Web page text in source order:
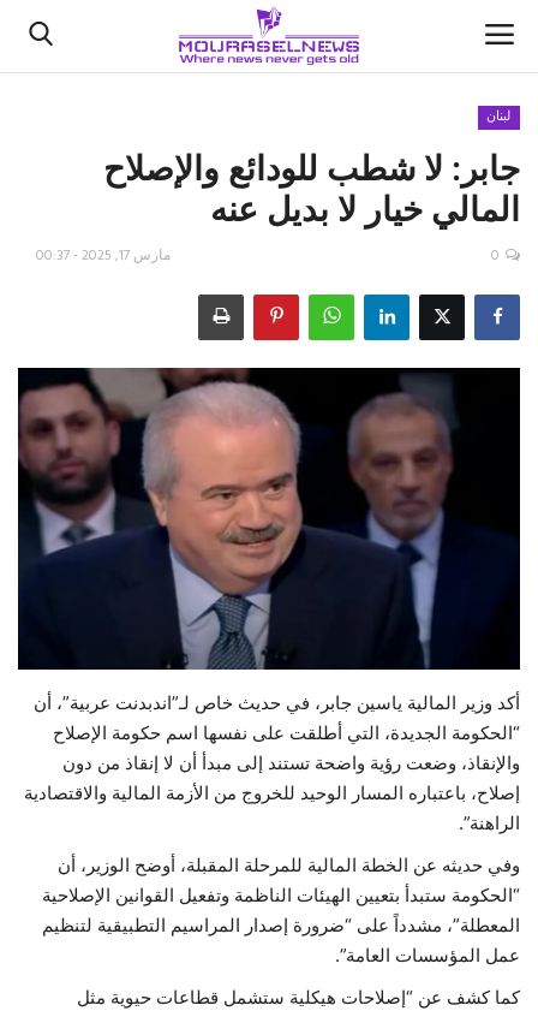
الأخبار
كتّابنا
اقتصاد
علوم وتكنولوجيا
فيديو
لبنان
جابر: لا شطب للودائع والإصلاح
المالي خيار لا بديل عنه
مارس 17, 2025 - 00:37 0
أكد وزير المالية ياسين جابر، في حديث خاص لـ”اندبدنت عربية”، أن
“الحكومة الجديدة، التي أطلقت على نفسها اسم حكومة الإصلاح
والإنقاذ، وضعت رؤية واضحة تستند إلى مبدأ أن لا إنقاذ من دون
إصلاح، باعتباره المسار الوحيد للخروج من الأزمة المالية والاقتصادية
الراهنة”.
وفي حديثه عن الخطة المالية للمرحلة المقبلة، أوضح الوزير، أن
“الحكومة ستبدأ بتعيين الهيئات الناظمة وتفعيل القوانين الإصلاحية
المعطلة”، مشدداً على “ضرورة إصدار المراسيم التطبيقية لتنظيم
عمل المؤسسات العامة”.
كما كشف عن “إصلاحات هيكلية ستشمل قطاعات حيوية مثل